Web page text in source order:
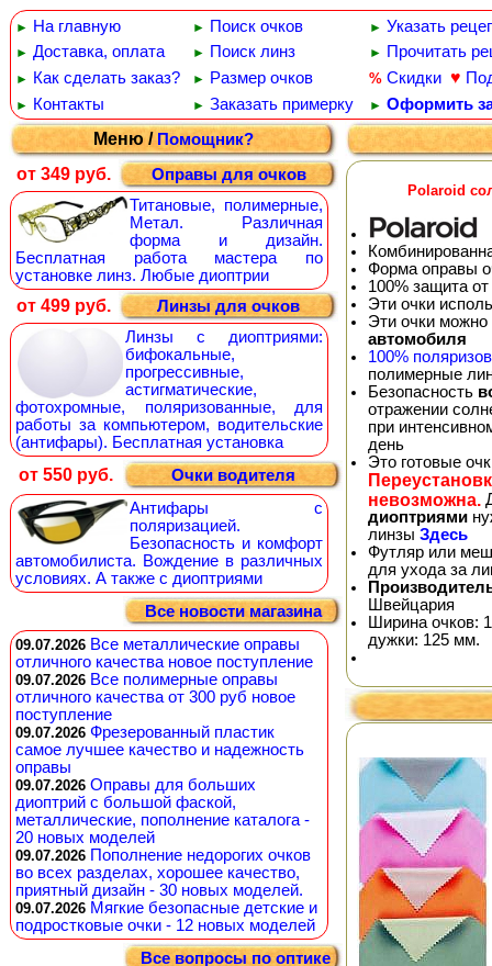
► На главную ► Поиск очков ► Указать
► Доставка, оплата ► Поиск линз ► Прочитать
► Как сделать заказ? ► Размер очков % Скидки ♥
► Контакты ► Заказать примерку ► Оформить
Меню /Помощник?
от 349 руб.
Оправы для очков
Титановые, полимерные,
Метал. Различная
форма и дизайн.
Бесплатная работа мастера по
установке линз. Любые диоптрии
от 499 руб.
Линзы для очков
Линзы с диоптриями:
бифокальные,
прогрессивные,
астигматические,
фотохромные, поляризованные, для
работы за компьютером, водительские
(антифары). Бесплатная установка
от 550 руб.
Очки водителя
Антифары с
поляризацией.
Безопасность и комфорт
автомобилиста. Вождение в различных
условиях. А также с диоптриями
Все новости магазина
09.07.2026 Все металлические оправы
отличного качества новое поступление
09.07.2026 Все полимерные оправы
отличного качества от 300 руб новое
поступление
09.07.2026 Фрезерованный пластик
самое лучшее качество и надежность
оправы
09.07.2026 Оправы для больших
диоптрий с большой фаской,
металлические, пополнение каталога -
20 новых моделей
09.07.2026 Пополнение недорогих очков
во всех разделах, хорошее качество,
приятный дизайн - 30 новых моделей.
09.07.2026 Мягкие безопасные детские и
подростковые очки - 12 новых моделей
Все вопросы по оптике
Polaroid
Форма оправы
100% защита
Эти очки
Эти очки
автомобиля
100%
полимерные
Безопасность
отражении
при
день
Это готовые
невозможна.
диоптриями
линзы Здесь
Футляр или
для ухода за
Швейцария
Ширина очков:
дужки: 125 мм.